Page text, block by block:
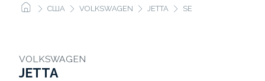
США VOLKSWAGEN JETTA SE
VOLKSWAGEN
JETTA